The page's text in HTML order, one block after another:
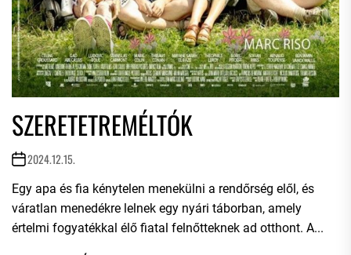
SZERETETREMÉLTÓK
2024.12.15.
Egy apa és fia kénytelen menekülni a rendőrség elől, és
váratlan menedékre lelnek egy nyári táborban, amely
értelmi fogyatékkal élő fiatal felnőtteknek ad otthont. A...